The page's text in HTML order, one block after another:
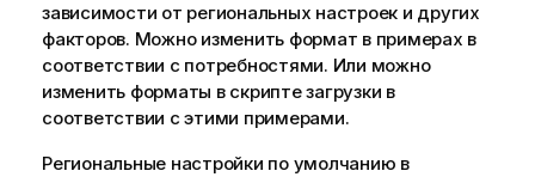
зависимости от региональных настроек и других
факторов. Можно изменить формат в примерах в
соответствии с потребностями. Или можно
изменить форматы в скрипте загрузки в
соответствии с этими примерами.
Региональные настройки по умолчанию в